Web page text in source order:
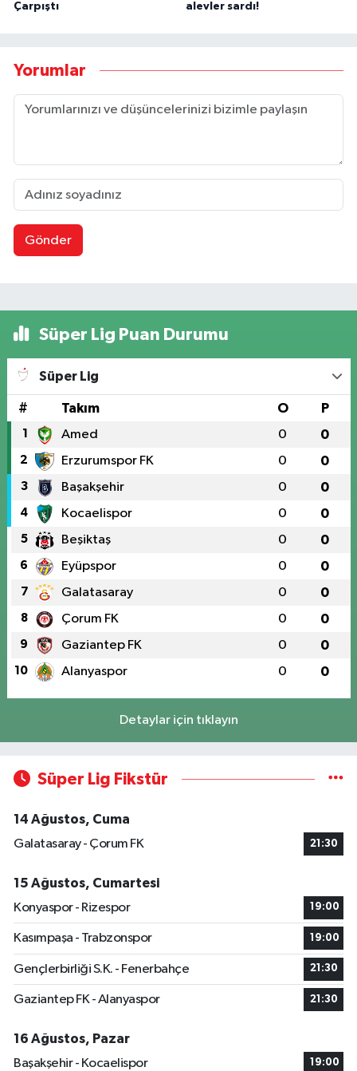
Çarpıştı alevler sardı!
Yorumlar
Gönder
Süper Lig Puan Durumu
Süper Lig
# Takım O P
1 Amed 0 0
2 Erzurumspor FK 0 0
3 Başakşehir 0 0
4 Kocaelispor 0 0
5 Beşiktaş 0 0
6 Eyüpspor 0 0
7 Galatasaray 0 0
8 Çorum FK 0 0
9 Gaziantep FK 0 0
10 Alanyaspor 0 0
Detaylar için tıklayın
Süper Lig Fikstür
14 Ağustos, Cuma
Galatasaray - Çorum FK
21:30
15 Ağustos, Cumartesi
Konyaspor - Rizespor
19:00
Kasımpaşa - Trabzonspor 19:00
Gençlerbirliği S.K. - Fenerbahçe 21:30
Gaziantep FK - Alanyaspor 21:30
16 Ağustos, Pazar
Başakşehir - Kocaelispor
19:00